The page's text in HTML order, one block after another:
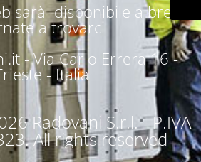
sarà disponibile a breve.
a trovarci
-Via Carlo Errera 16 -
- Italia
Radovani S.r.l. - P.IVA
All rights reserved